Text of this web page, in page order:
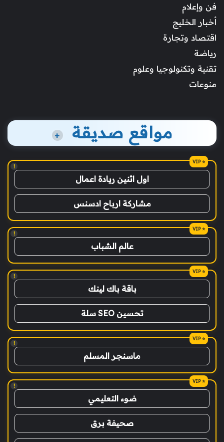
فن وإعلام
أخبار الخليج
اقتصاد وتجارة
رياضة
تقنية وتكنولوجيا وعلوم
منوعات
مواقع صديقة +
!
اول اثنين ريادة اعمال
مشاركة ارباح ادسنس
!
عالم الشباب
!
باقة باك لينك
تحسين SEO سلة
!
ماسنجر المسلم
!
ضوء التعليمي
صحيفة برق